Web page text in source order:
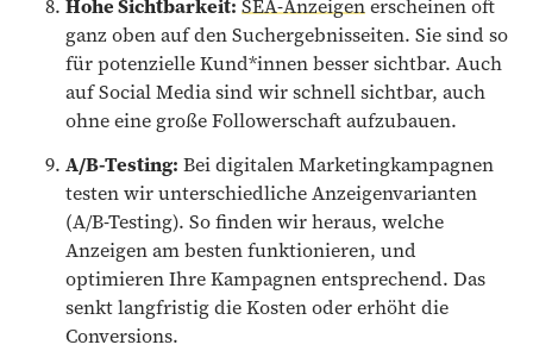
Hohe Sichtbarkeit: SEA-Anzeigenerscheinen oft
ganz oben auf den Suchergebnisseiten. Sie sind so
für potenzielle Kund*innen besser sichtbar. Auch
auf Social Media sind wir schnell sichtbar, auch
ohne eine große Followerschaft aufzubauen.
A/B-Testing: Bei digitalen Marketingkampagnen
testen wir unterschiedliche Anzeigenvarianten
(A/B-Testing). So finden wir heraus, welche
Anzeigen am besten funktionieren, und
optimieren Ihre Kampagnen entsprechend. Das
senkt langfristig die Kosten oder erhöht die
Conversions.